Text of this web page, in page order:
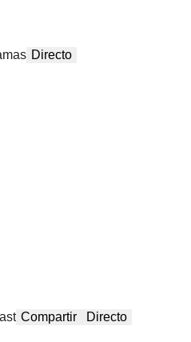
Directo
Compartir Directo